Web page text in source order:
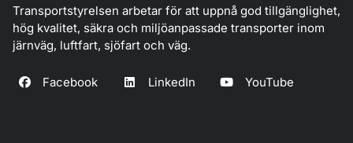
Transportstyrelsen arbetar för att uppnå god tillgänglighet,
hög kvalitet, säkra och miljöanpassade transporter inom
järnväg, luftfart, sjöfart och väg.
Facebook LinkedIn YouTube